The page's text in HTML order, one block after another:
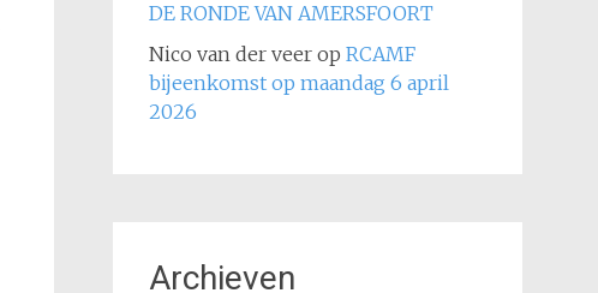
DE RONDE VAN AMERSFOORT
Nico van der veerop RCAMF
bijeenkomst op maandag 6 april
2026
Archieven